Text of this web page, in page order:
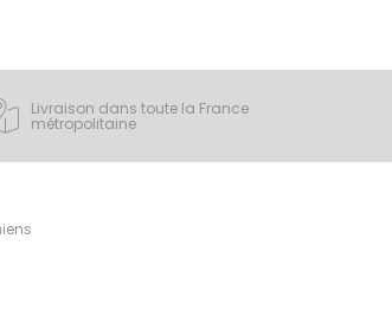
Livraison dans toute la France
métropolitaine